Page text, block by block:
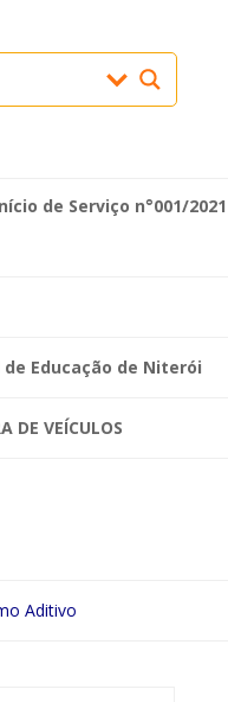
de Serviço n°001/2021
de Educação de Niterói
DE VEÍCULOS
2017
Aditivo